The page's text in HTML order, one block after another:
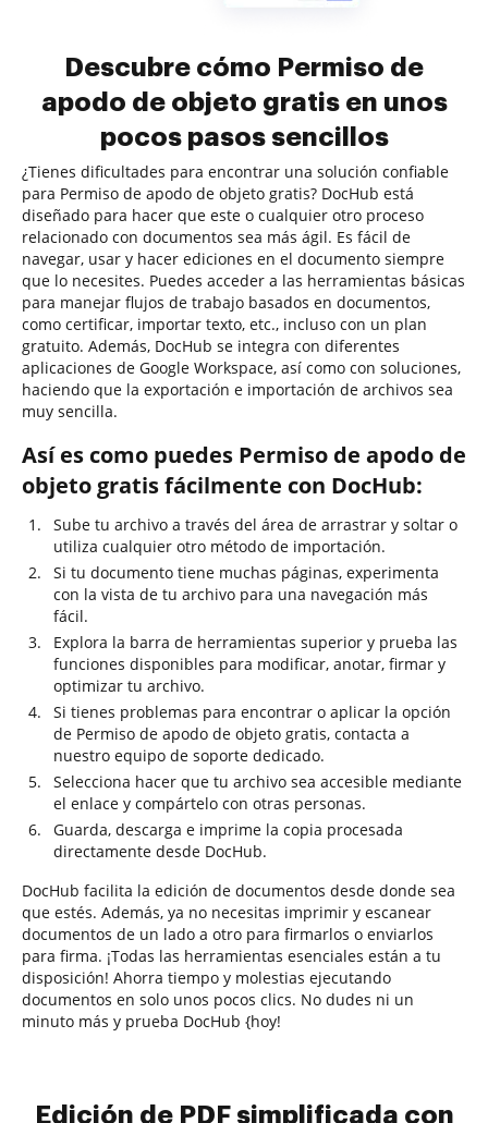
Descubre cómo Permiso de
apodo de objeto gratis en unos
pocos pasos sencillos
¿Tienes dificultades para encontrar una solución confiable
para Permiso de apodo de objeto gratis? DocHub está
diseñado para hacer que este o cualquier otro proceso
relacionado con documentos sea más ágil. Es fácil de
navegar, usar y hacer ediciones en el documento siempre
que lo necesites. Puedes acceder a las herramientas básicas
para manejar flujos de trabajo basados en documentos,
como certificar, importar texto, etc., incluso con un plan
gratuito. Además, DocHub se integra con diferentes
aplicaciones de Google Workspace, así como con soluciones,
haciendo que la exportación e importación de archivos sea
muy sencilla.
Así es como puedes Permiso de apodo de
objeto gratis fácilmente con DocHub:
Sube tu archivo a través del área de arrastrar y soltar o
utiliza cualquier otro método de importación.
Si tu documento tiene muchas páginas, experimenta
con la vista de tu archivo para una navegación más
fácil.
Explora la barra de herramientas superior y prueba las
funciones disponibles para modificar, anotar, firmar y
optimizar tu archivo.
Si tienes problemas para encontrar o aplicar la opción
de Permiso de apodo de objeto gratis, contacta a
nuestro equipo de soporte dedicado.
Selecciona hacer que tu archivo sea accesible mediante
el enlace y compártelo con otras personas.
Guarda, descarga e imprime la copia procesada
directamente desde DocHub.
DocHub facilita la edición de documentos desde donde sea
que estés. Además, ya no necesitas imprimir y escanear
documentos de un lado a otro para firmarlos o enviarlos
para firma. ¡Todas las herramientas esenciales están a tu
disposición! Ahorra tiempo y molestias ejecutando
documentos en solo unos pocos clics. No dudes ni un
minuto más y prueba DocHub {hoy!
Edición de PDF simplificada con